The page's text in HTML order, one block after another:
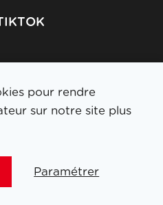
la newsletter
pour rendre
sur notre site plus
Paramétrer